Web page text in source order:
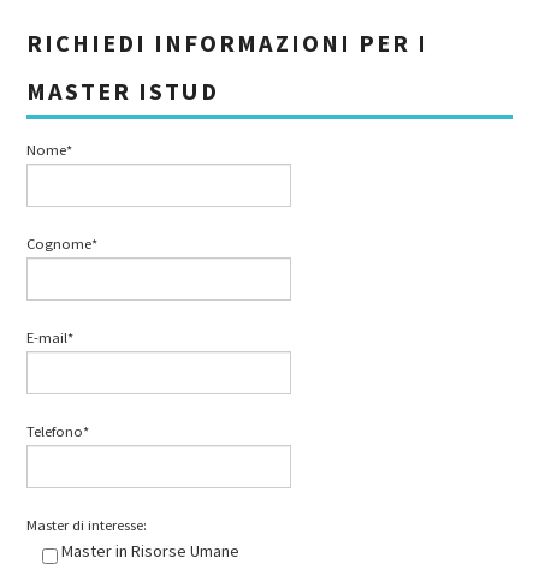
RICHIEDI INFORMAZIONI PER I
MASTER ISTUD
Nome*
Cognome*
E-mail*
Telefono*
Master di interesse:
Master in Risorse Umane